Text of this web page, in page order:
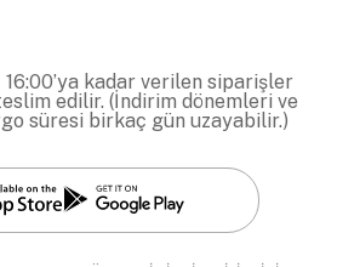
kadar verilen siparişler
edilir. (İndirim dönemleri ve
süresi birkaç gün uzayabilir.)